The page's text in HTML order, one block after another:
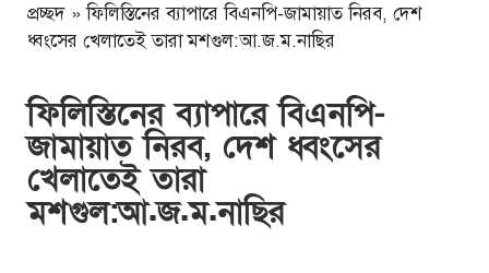
প্রচ্ছদ »ফিলিস্তিনের ব্যাপারে বিএনপি-জামায়াত নিরব, দেশ
ধ্বংসের খেলাতেই তারা মশগুল:আ.জ.ম.নাছির
ফিলিস্তিনের ব্যাপারে বিএনপি-
জামায়াত নিরব, দেশ ধ্বংসের
খেলাতেই তারা
মশগুল:আ.জ.ম.নাছির